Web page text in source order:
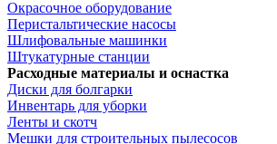
Окрасочное оборудование
Перистальтические насосы
Шлифовальные машинки
Штукатурные станции
Расходные материалы и оснастка
Диски для болгарки
Инвентарь для уборки
Ленты и скотч
Мешки для строительных пылесосов